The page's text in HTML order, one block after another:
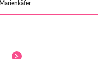
Marienkäfer